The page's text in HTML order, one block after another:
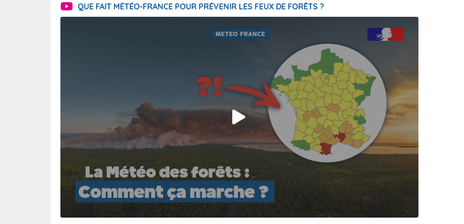
QUE FAIT MÉTÉO-FRANCE POUR PRÉVENIR LES FEUX DE FORÊTS ?